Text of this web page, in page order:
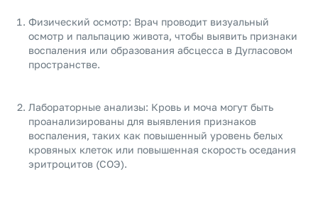
Физический осмотр: Врач проводит визуальный
осмотр и пальпацию живота, чтобы выявить признаки
воспаления или образования абсцесса в Дугласовом
пространстве.
Лабораторные анализы: Кровь и моча могут быть
проанализированы для выявления признаков
воспаления, таких как повышенный уровень белых
кровяных клеток или повышенная скорость оседания
эритроцитов (СОЭ).